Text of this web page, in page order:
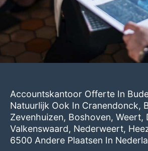
Accountskantoor Offerte In
Natuurlijk Ook In Cranendonck,
Zevenhuizen, Boshoven, Weert,
Valkenswaard, Nederweert,
6500 Andere Plaatsen In